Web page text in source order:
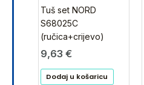
Tuš set NORD
S68025C
(ručica+crijevo)
9,63 €
Dodaj u košaricu